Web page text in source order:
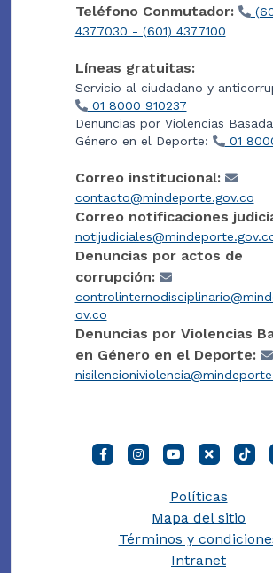
Teléfono Conmutador:
4377030 - (601) 4377100
Líneas gratuitas:
Servicio al ciudadano y
01 8000 910237
Denuncias por Violencias
Género en el Deporte:
01
Correo institucional:
contacto@mindeporte.gov.co
Correo notificaciones
Denuncias por actos de
corrupción:
ov.co
Denuncias por Violencias
en Género en el Deporte:
Políticas
Mapa del sitio
Términos y
Intranet